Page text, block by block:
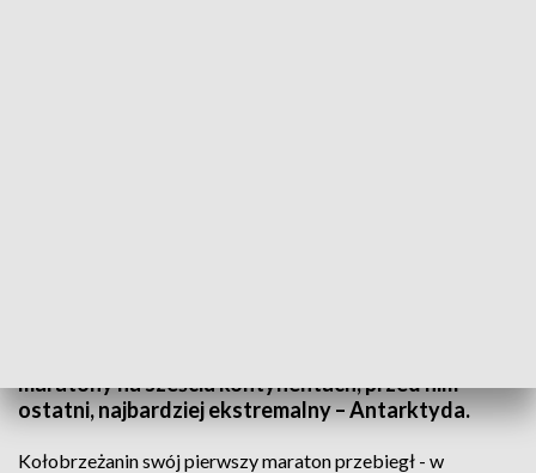
maratony na sześciu kontynentach, przed nim
ostatni, najbardziej ekstremalny – Antarktyda.
Kołobrzeżanin swój pierwszy maraton przebiegł - w